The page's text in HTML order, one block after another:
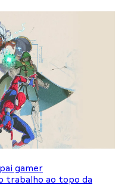
gamer
trabalho ao topo da